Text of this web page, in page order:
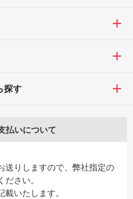
払いについて
送りしますので、弊社指定の
さい。
いたします。
探す